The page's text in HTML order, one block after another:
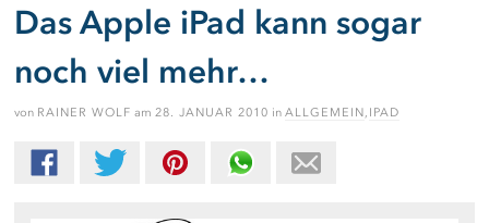
Das Apple iPad kann sogar
noch viel mehr…
von RAINER WOLF am28. JANUAR 2010 inALLGEMEIN, IPAD